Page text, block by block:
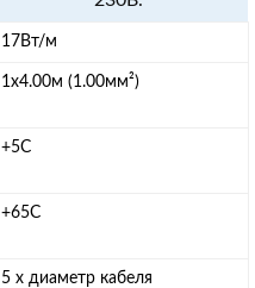
17Вт/м
1х4.00м (1.00мм²)
+5C
+65C
5 х диаметр кабеля